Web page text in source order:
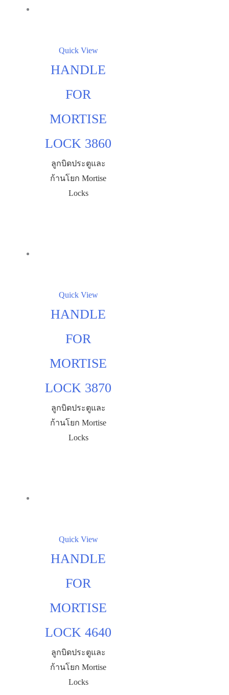
Quick View
HANDLE
FOR
MORTISE
LOCK 3860
ลูกบิดประตูและ
ก้านโยก Mortise
Locks
Quick View
HANDLE
FOR
MORTISE
LOCK 3870
ลูกบิดประตูและ
ก้านโยก Mortise
Locks
Quick View
HANDLE
FOR
MORTISE
LOCK 4640
ลูกบิดประตูและ
ก้านโยก Mortise
Locks